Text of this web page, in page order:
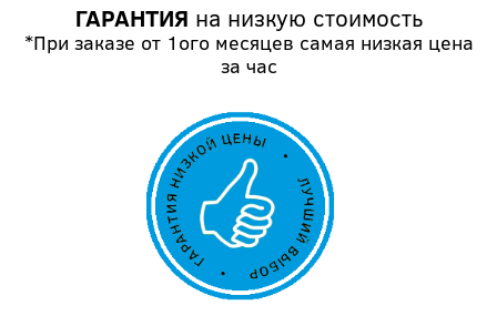
ГАРАНТИЯ на низкую стоимость
*При заказе от 1ого месяцев самая низкая цена
за час